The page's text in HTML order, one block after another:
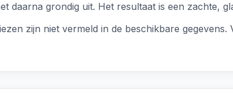
daarna grondig uit. Het resultaat is een zachte,
zijn niet vermeld in de beschikbare